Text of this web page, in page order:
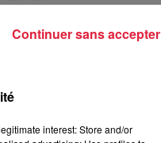
un
au-delà
blanche
interest: Store and/or
Continuer sans accepter